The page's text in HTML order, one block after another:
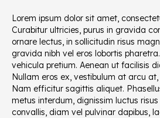
Lorem ipsum dolor sit amet,
Curabitur ultricies, purus in gravida
ornare lectus, in sollicitudin risus
gravida nibh vel eros lobortis
vehicula pretium. Aenean ut facilisis
Nullam eros ex, vestibulum at arcu
Nam efficitur sagittis aliquet.
metus interdum, dignissim luctus
convallis, diam vel pulvinar dapibus,